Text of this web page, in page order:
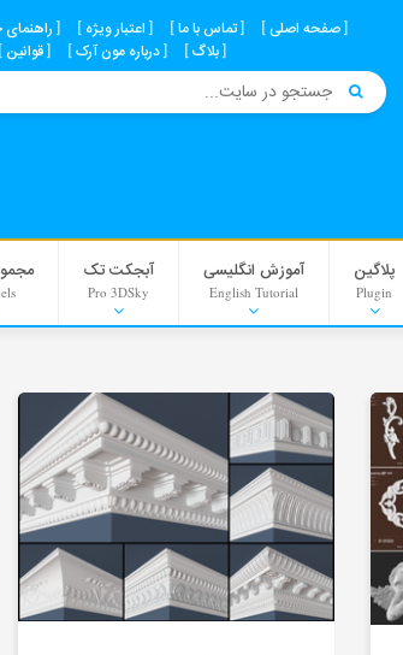
صفحه اصلی تماس با ما اعتبار ویژه
بلاگ
درباره مون آرک قوانین
پلاگین
Plugin
آموزش انگلیسی
English Tutorial
آبجکت تک
Pro 3DSky